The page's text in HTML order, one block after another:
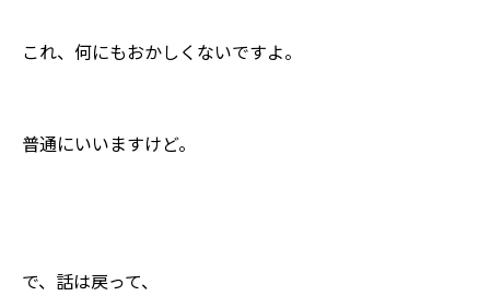
これ、何にもおかしくないですよ。
普通にいいますけど。
で、話は戻って、